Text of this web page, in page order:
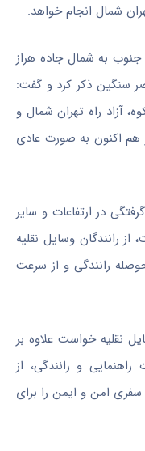
شمال انجام خواهد.
به شمال جاده هراز
سنگین ذکر کرد و گفت:
آزاد راه تهران شمال و
اکنون به صورت عادی
در ارتفاعات و سایر
رانندگان وسایل نقلیه
رانندگی و از سرعت
نقلیه خواست علاوه بر
و رانندگی، از
امن و ایمن را برای